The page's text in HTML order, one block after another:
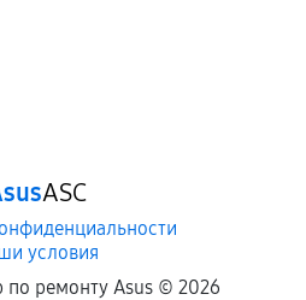
ASC
условия
по ремонту Asus © 2026